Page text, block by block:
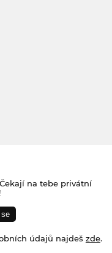
na tebe privátní
údajů najdeš zde.